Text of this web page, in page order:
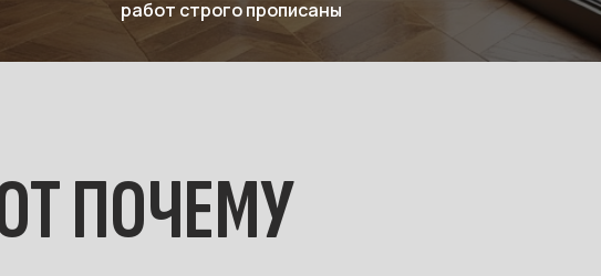
работ строго прописаны
ПОЧЕМУ